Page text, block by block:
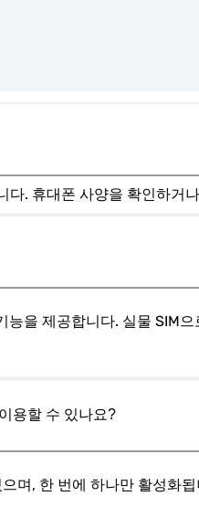
. 휴대폰 사양을 확인하거
을 제공합니다. 실물 SIM
용할 수 있나요?
며, 한 번에 하나만 활성화